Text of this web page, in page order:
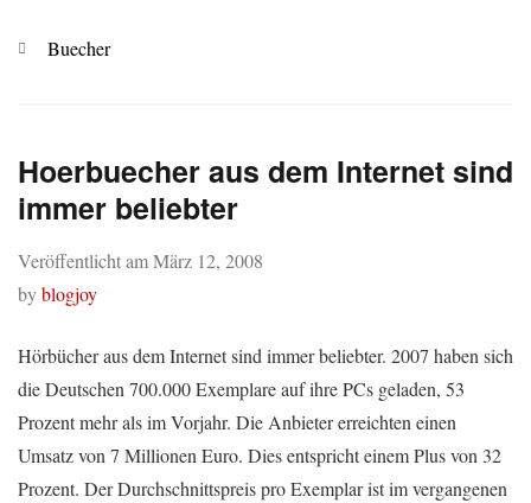
Kategorien
Buecher
Hoerbuecher aus dem Internet sind
immer beliebter
Veröffentlicht amMärz 12, 2008
byblogjoy
Hörbücher aus dem Internet sind immer beliebter. 2007 haben sich
die Deutschen 700.000 Exemplare auf ihre PCs geladen, 53
Prozent mehr als im Vorjahr. Die Anbieter erreichten einen
Umsatz von 7 Millionen Euro. Dies entspricht einem Plus von 32
Prozent. Der Durchschnittspreis pro Exemplar ist im vergangenen